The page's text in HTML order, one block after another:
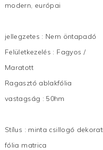
modern, európai
jellegzetes : Nem öntapadó
Felületkezelés : Fagyos /
Maratott
Ragasztó ablakfólia
vastagság : 50hm
Stílus : minta csillogó
fólia matrica